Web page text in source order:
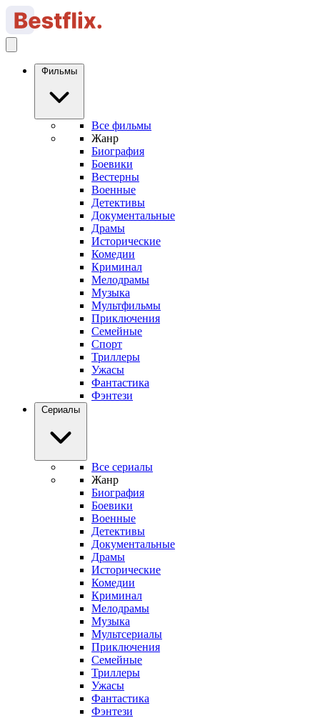
Фильмы
Все фильмы
Жанр
Биография
Боевики
Вестерны
Военные
Детективы
Документальные
Драмы
Исторические
Комедии
Криминал
Мелодрамы
Музыка
Мультфильмы
Приключения
Семейные
Спорт
Триллеры
Ужасы
Фантастика
Фэнтези
Сериалы
Все сериалы
Жанр
Биография
Боевики
Военные
Детективы
Документальные
Драмы
Исторические
Комедии
Криминал
Мелодрамы
Музыка
Мультсериалы
Приключения
Семейные
Триллеры
Ужасы
Фантастика
Фэнтези